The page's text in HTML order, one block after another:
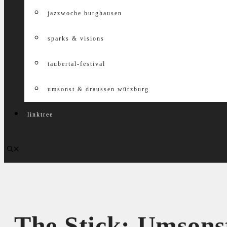
jazzwoche burghausen
sparks & visions
taubertal-festival
umsonst & draussen würzburg
linktree